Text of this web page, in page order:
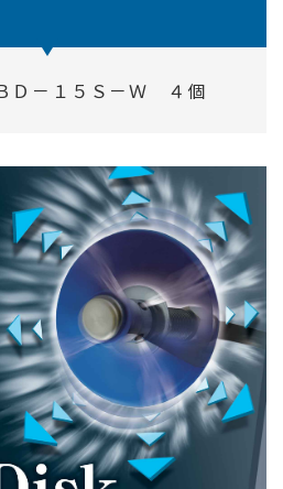
Ｄ－１５Ｓ－Ｗ ４個